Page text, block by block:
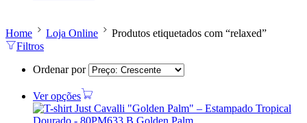
Home Loja Online
Produtos etiquetados com “relaxed”
Filtros
Ordenar por
Ver opções